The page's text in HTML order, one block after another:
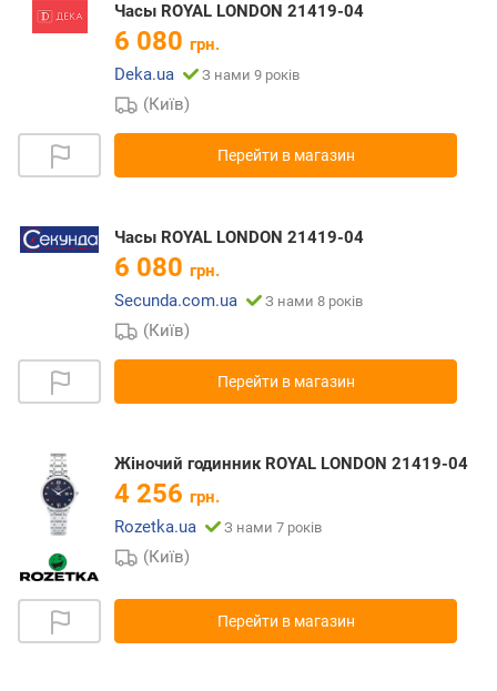
Часы ROYAL LONDON 21419-04
6 080 грн.
Deka.ua
З нами 9 років
(Київ)
Перейти в магазин
Часы ROYAL LONDON 21419-04
6 080 грн.
Secunda.com.ua
З нами 8 років
(Київ)
Перейти в магазин
Жіночий годинник ROYAL LONDON 21419-04
4 256 грн.
Rozetka.ua
З нами 7 років
(Київ)
Перейти в магазин